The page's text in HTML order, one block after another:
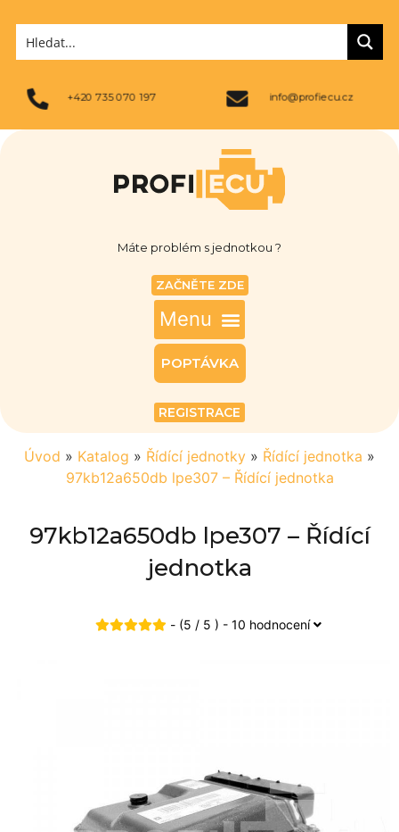
+420 735 070 197 info@profiecu.cz
Máte problém s jednotkou ?
ZAČNĚTE ZDE
POPTÁVKA
REGISTRACE
Úvod » Katalog » Řídící jednotky » Řídící jednotka »
97kb12a650db lpe307 – Řídící jednotka
97kb12a650db lpe307 – Řídící
jednotka
- (5 / 5 ) - 10 hodnocení